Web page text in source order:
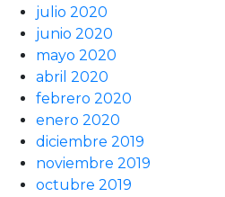
julio 2020
junio 2020
mayo 2020
abril 2020
febrero 2020
enero 2020
diciembre 2019
noviembre 2019
octubre 2019